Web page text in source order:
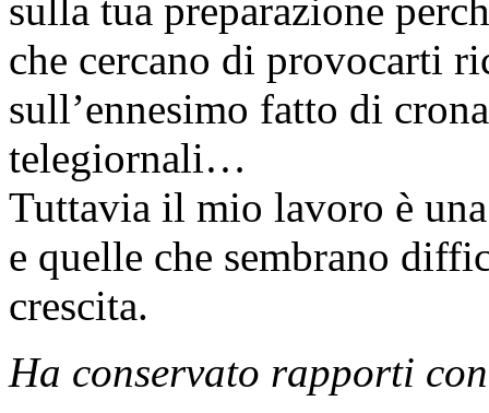
sulla tua preparazione
che cercano di provocarti
sull’ennesimo fatto di
telegiornali…
Tuttavia il mio lavoro è
e quelle che sembrano
crescita.
Ha conservato rapporti